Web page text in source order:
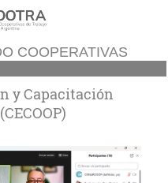
COOPERATIVAS
y Capacitación